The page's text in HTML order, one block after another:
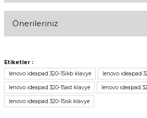
Işıklı klavye mi ?
Durukan Baltacı | 20/11/2020
Önerileriniz
tarafımıza iletebilirsiniz.
Görüş ve önerileriniz için teşekkür ederiz.
Ürün resmi kalitesiz, bozuk veya
Etiketler :
lenovo ideapad 320-15ikb klavye
lenovo ıdeapad
lenovo ıdeapad 320-15ast klavye lenovo ıdeapad
lenovo ıdeapad 320-15ısk klavye